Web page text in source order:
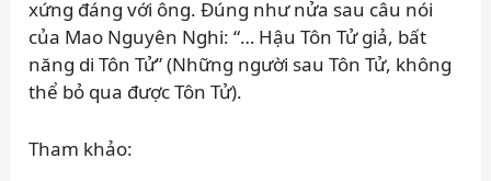
xứng đáng với ông. Đúng như nửa sau câu nói
của Mao Nguyên Nghi: “… Hậu Tôn Tử giả, bất
năng di Tôn Tử” (Những người sau Tôn Tử, không
thể bỏ qua được Tôn Tử).
Tham khảo: